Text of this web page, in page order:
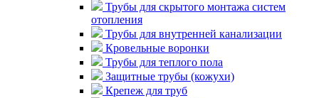
Трубы для скрытого монтажа систем
отопления
Трубы для внутренней канализации
Кровельные воронки
Трубы для теплого пола
Защитные трубы (кожухи)
Крепеж для труб